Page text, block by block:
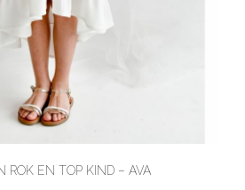
ROK EN TOP KIND – AVA